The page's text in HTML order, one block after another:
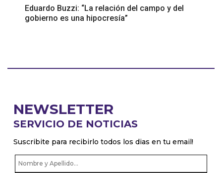
Eduardo Buzzi: “La relación del campo y del
gobierno es una hipocresía”
NEWSLETTER
SERVICIO DE NOTICIAS
Suscribite para recibirlo todos los dias en tu email!